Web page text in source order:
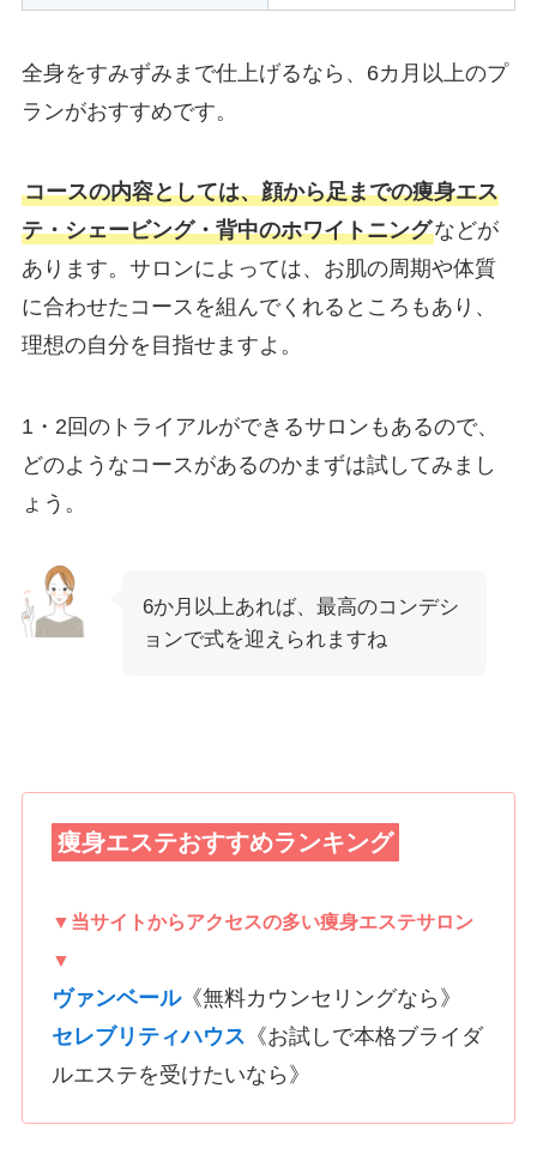
全身をすみずみまで仕上げるなら、6カ月以上のプ
ランがおすすめです。
コースの内容としては、顔から足までの痩身エス
テ・シェービング・背中のホワイトニングなどが
あります。サロンによっては、お肌の周期や体質
に合わせたコースを組んでくれるところもあり、
理想の自分を目指せますよ。
1・2回のトライアルができるサロンもあるので、
どのようなコースがあるのかまずは試してみまし
ょう。
6か月以上あれば、最高のコンデシ
ョンで式を迎えられますね
痩身エステおすすめランキング
▼当サイトからアクセスの多い痩身エステサロン
▼
ヴァンベール《無料カウンセリングなら》
セレブリティハウス 《お試しで本格ブライダ
ルエステを受けたいなら》